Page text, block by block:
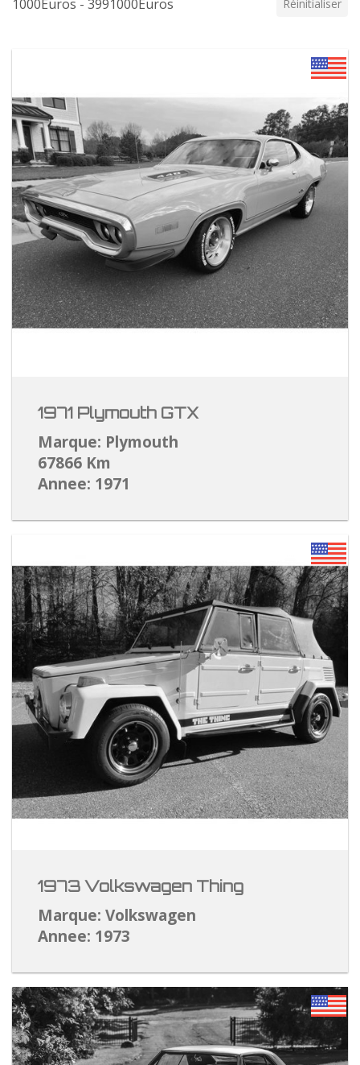
1000Euros - 3991000Euros Réinitialiser
1971 Plymouth GTX
Marque: Plymouth
67866 Km
Annee: 1971
1973 Volkswagen Thing
Marque: Volkswagen
Annee: 1973